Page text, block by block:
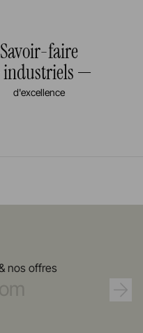
Savoir-faire
industriels
d'excellence
nos offres